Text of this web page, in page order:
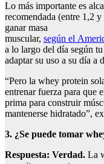
Lo más importante es
recomendada (entre 1,2
ganar masa
muscular, según el
a lo largo del día según
adaptar su uso a su día a
“Pero la whey protein
entrenar fuerza para que
prima para construir
mantenerse hidratado”,
3. ¿Se puede tomar
Respuesta: Verdad. La